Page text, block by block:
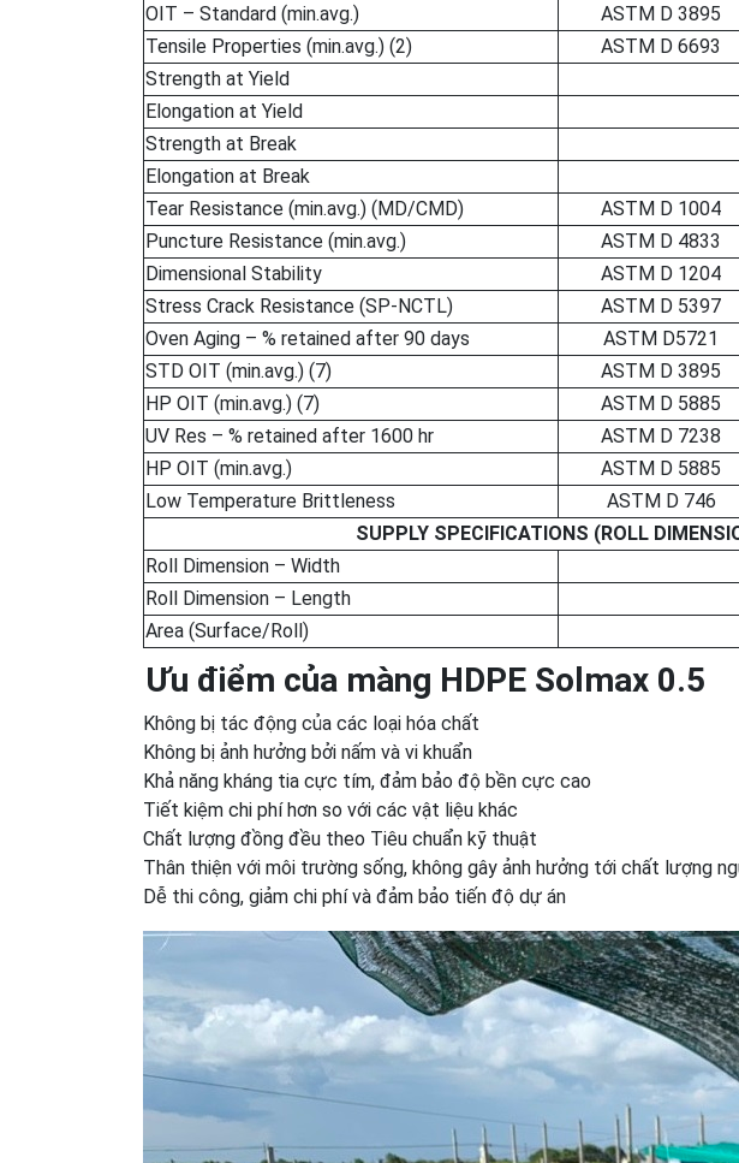
OIT – Standard (min.avg.)
ASTM D 3895
Tensile Properties (min.avg.) (2)
ASTM D 6693
Strength at Yield
Elongation at Yield
Strength at Break
Elongation at Break
Tear Resistance (min.avg.) (MD/CMD)
ASTM D 1004
Puncture Resistance (min.avg.)
ASTM D 4833
Dimensional Stability
ASTM D 1204
Stress Crack Resistance (SP-NCTL)
ASTM D 5397
Oven Aging – % retained after 90 days
ASTM D5721
STD OIT (min.avg.) (7)
ASTM D 3895
HP OIT (min.avg.) (7)
ASTM D 5885
UV Res – % retained after 1600 hr
ASTM D 7238
HP OIT (min.avg.)
ASTM D 5885
Low Temperature Brittleness
ASTM D 746
SUPPLY SPECIFICATIONS (ROLL
Roll Dimension – Width
Roll Dimension – Length
Area (Surface/Roll)
Ưu điểm của màng HDPE Solmax 0.5
Không bị tác động của các loại hóa chất
Không bị ảnh hưởng bởi nấm và vi khuẩn
Khả năng kháng tia cực tím, đảm bảo độ bền cực cao
Tiết kiệm chi phí hơn so với các vật liệu khác
Chất lượng đồng đều theo Tiêu chuẩn kỹ thuật
Thân thiện với môi trường sống, không gây ảnh hưởng tới chất lượng
Dễ thi công, giảm chi phí và đảm bảo tiến độ dự án